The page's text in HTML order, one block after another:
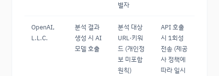
별자
OpenAI,
L.L.C.
분석 결과
생성 시 AI
모델 호출
분석 대상
URL·키워
드 (개인정
보 미포함
원칙)
API 호출
시 1회성
전송 (제공
사 정책에
따라 일시